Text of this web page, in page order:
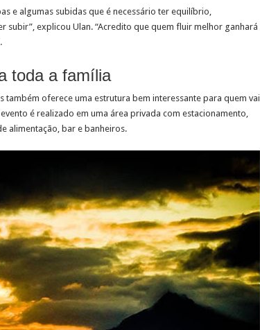
e algumas subidas que é necessário ter equilíbrio,
subir”, explicou Ulan. “Acredito que quem fluir melhor ganhará
toda a família
também oferece uma estrutura bem interessante para quem vai
é realizado em uma área privada com estacionamento,
alimentação, bar e banheiros.